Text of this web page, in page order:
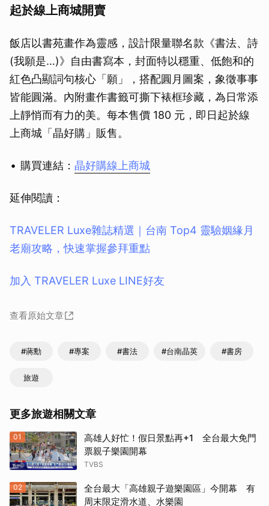
起於線上商城開賣
飯店以書苑畫作為靈感，設計限量聯名款《書法、詩
(我願是…)》自由書寫本，封面特以穩重、低飽和的
紅色凸顯詞句核心「願」，搭配圓月圖案，象徵事事
皆能圓滿。內附畫作書籤可撕下裱框珍藏，為日常添
上靜悄而有力的美。每本售價 180 元，即日起於線
上商城「晶好購」販售。
購買連結： 晶好購線上商城
延伸閱讀：
TRAVELER Luxe雜誌精選｜台南 Top4 靈驗姻緣月
老廟攻略，快速掌握參拜重點
加入 TRAVELER Luxe LINE好友
查看原始文章
#蔣勳 #專案 #書法 #台南晶英 #書房
旅遊
更多旅遊相關文章
01
高雄人好忙！假日景點再+1 全台最大免門
票親子樂園開幕
TVBS
02
全台最大「高雄親子遊樂園區」今開幕 有
周末限定滑水道、水樂園